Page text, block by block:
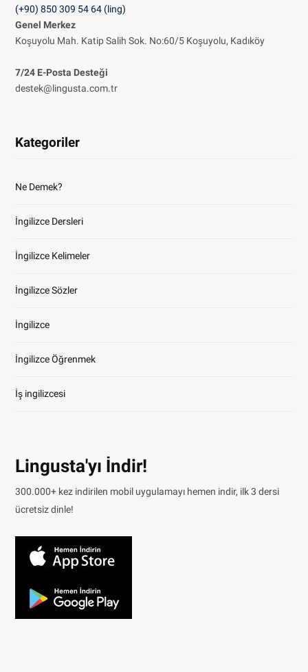
(+90) 850 309 54 64 (ling)
Genel Merkez
Koşuyolu Mah. Katip Salih Sok. No:60/5 Koşuyolu, Kadıköy
7/24 E-Posta Desteği
destek@lingusta.com.tr
Kategoriler
Ne Demek?
İngilizce Dersleri
İngilizce Kelimeler
İngilizce Sözler
İngilizce
İngilizce Öğrenmek
İş ingilizcesi
Lingusta'yı İndir!
300.000+ kez indirilen mobil uygulamayı hemen indir, ilk 3 dersi
ücretsiz dinle!